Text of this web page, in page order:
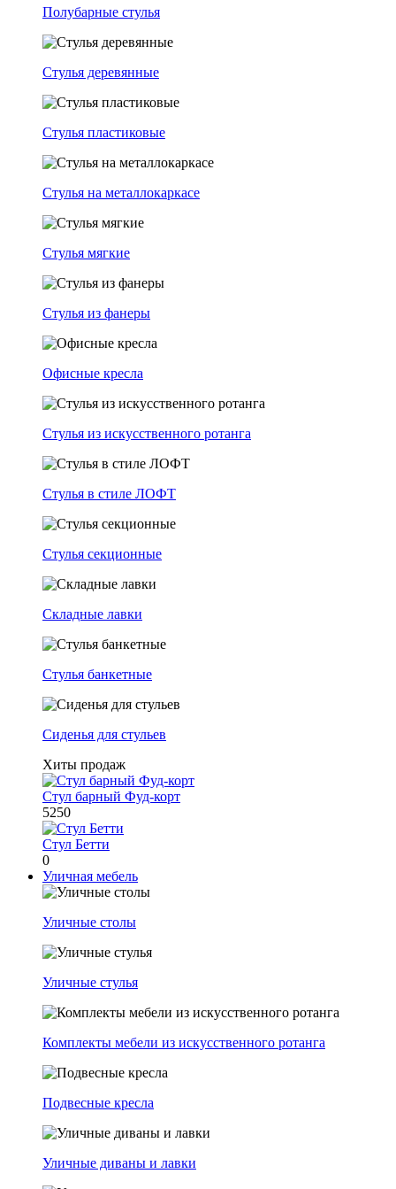
Полубарные стулья
Стулья деревянные
Стулья пластиковые
Стулья на металлокаркасе
Стулья мягкие
Стулья из фанеры
Офисные кресла
Стулья из искусственного ротанга
Стулья в стиле ЛОФТ
Стулья секционные
Складные лавки
Стулья банкетные
Сиденья для стульев
Хиты продаж
Стул барный Фуд-корт
5250
Стул Бетти
0
Уличная мебель
Уличные столы
Уличные стулья
Комплекты мебели из искусственного ротанга
Подвесные кресла
Уличные диваны и лавки